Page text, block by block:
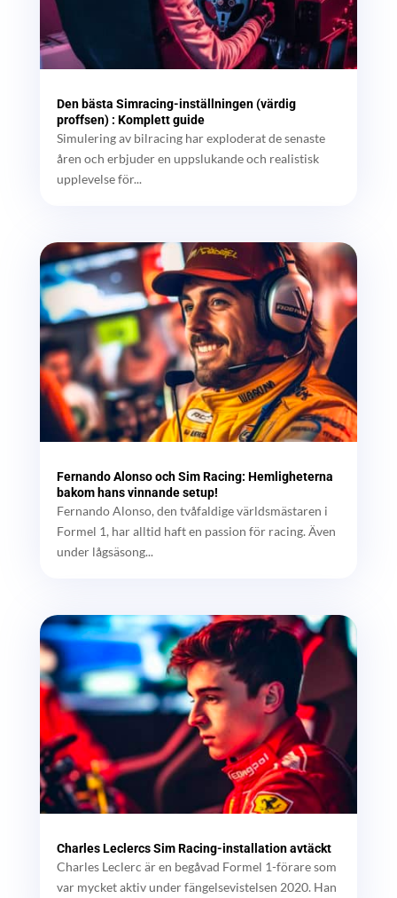
Den bästa Simracing-inställningen (värdig
proffsen) : Komplett guide
Simulering av bilracing har exploderat de senaste
åren och erbjuder en uppslukande och realistisk
upplevelse för...
Fernando Alonso och Sim Racing: Hemligheterna
bakom hans vinnande setup!
Fernando Alonso, den tvåfaldige världsmästaren i
Formel 1, har alltid haft en passion för racing. Även
under lågsäsong...
Charles Leclercs Sim Racing-installation avtäckt
Charles Leclerc är en begåvad Formel 1-förare som
var mycket aktiv under fängelsevistelsen 2020. Han